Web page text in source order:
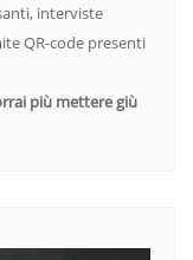
interviste
QR-code presenti
più mettere giù